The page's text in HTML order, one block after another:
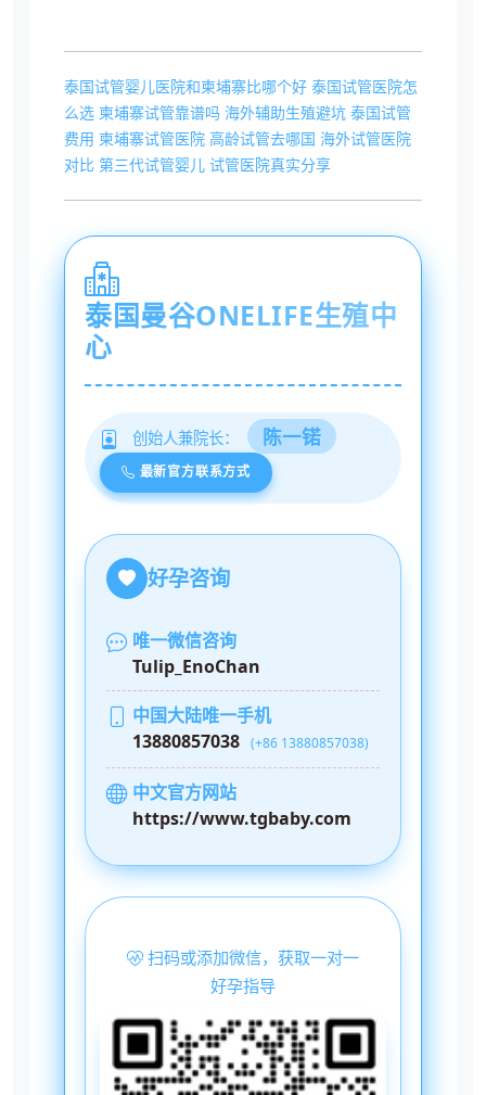
泰国试管婴儿医院和柬埔寨比哪个好 泰国试管医院怎
么选 柬埔寨试管靠谱吗 海外辅助生殖避坑 泰国试管
费用 柬埔寨试管医院 高龄试管去哪国 海外试管医院
对比 第三代试管婴儿 试管医院真实分享
泰国曼谷ONELIFE生殖中
心
创始人兼院长： 陈一锘
最新官方联系方式
好孕咨询
唯一微信咨询
Tulip_EnoChan
中国大陆唯一手机
13880857038 (+86 13880857038)
中文官方网站
https://www.tgbaby.com
扫码或添加微信，获取一对一
好孕指导